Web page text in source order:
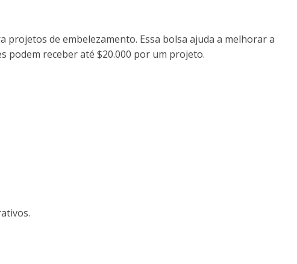
de embelezamento. Essa bolsa ajuda a melhorar a
podem receber até $20.000 por um projeto.